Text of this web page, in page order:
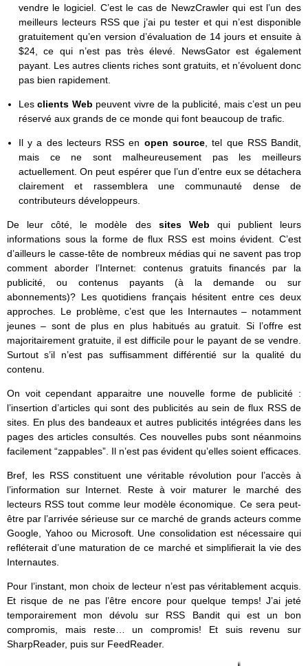
vendre le logiciel. C’est le cas de NewzCrawler qui est l’un des
meilleurs lecteurs RSS que j’ai pu tester et qui n’est disponible
gratuitement qu’en version d’évaluation de 14 jours et ensuite à
$24, ce qui n’est pas très élevé. NewsGator est également
payant. Les autres clients riches sont gratuits, et n’évoluent donc
pas bien rapidement.
Lesclients Web peuvent vivre de la publicité, mais c’est un peu
réservé aux grands de ce monde qui font beaucoup de trafic.
Il y a des lecteurs RSS en open source, tel que RSS Bandit,
mais ce ne sont malheureusement pas les meilleurs
actuellement. On peut espérer que l’un d’entre eux se détachera
clairement et rassemblera une communauté dense de
contributeurs développeurs.
De leur côté, le modèle des sites Web qui publient leurs
informations sous la forme de flux RSS est moins évident. C’est
d’ailleurs le casse-tête de nombreux médias qui ne savent pas trop
comment aborder l’Internet: contenus gratuits financés par la
publicité, ou contenus payants (à la demande ou sur
abonnements)? Les quotidiens français hésitent entre ces deux
approches. Le problème, c’est que les Internautes – notamment
jeunes – sont de plus en plus habitués au gratuit. Si l’offre est
majoritairement gratuite, il est difficile pour le payant de se vendre.
Surtout s’il n’est pas suffisamment différentié sur la qualité du
contenu.
On voit cependant apparaitre une nouvelle forme de publicité :
l’insertion d’articles qui sont des publicités au sein de flux RSS de
sites. En plus des bandeaux et autres publicités intégrées dans les
pages des articles consultés. Ces nouvelles pubs sont néanmoins
facilement “zappables”. Il n’est pas évident qu’elles soient efficaces.
Bref, les RSS constituent une véritable révolution pour l’accès à
l’information sur Internet. Reste à voir maturer le marché des
lecteurs RSS tout comme leur modèle économique. Ce sera peut-
être par l’arrivée sérieuse sur ce marché de grands acteurs comme
Google, Yahoo ou Microsoft. Une consolidation est nécessaire qui
refléterait d’une maturation de ce marché et simplifierait la vie des
Internautes.
Pour l’instant, mon choix de lecteur n’est pas véritablement acquis.
Et risque de ne pas l’être encore pour quelque temps! J’ai jeté
temporairement mon dévolu sur RSS Bandit qui est un bon
compromis, mais reste… un compromis! Et suis revenu sur
SharpReader, puis sur FeedReader.